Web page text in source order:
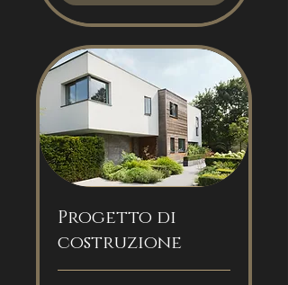
Progetto di
costruzione